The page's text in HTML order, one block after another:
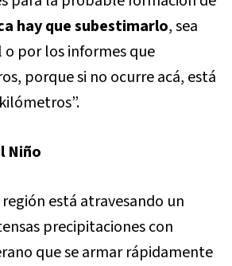
hay que subestimarlo, sea
por los informes que
porque si no ocurre acá, está
Niño
está atravesando un
precipitaciones con
que se armar rápidamente